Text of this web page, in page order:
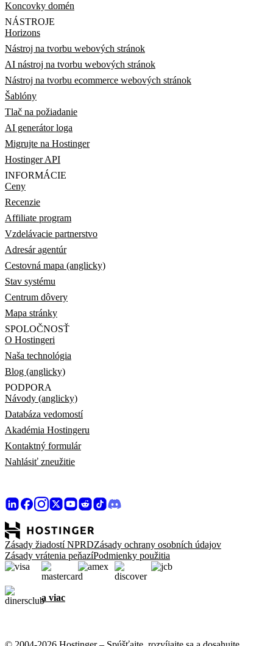
Koncovky domén
NÁSTROJE
Horizons
Nástroj na tvorbu webových stránok
AI nástroj na tvorbu webových stránok
Nástroj na tvorbu ecommerce webových stránok
Šablóny
Tlač na požiadanie
AI generátor loga
Migrujte na Hostinger
Hostinger API
INFORMÁCIE
Ceny
Recenzie
Affiliate program
Vzdelávacie partnerstvo
Adresár agentúr
Cestovná mapa (anglicky)
Stav systému
Centrum dôvery
Mapa stránky
SPOLOČNOSŤ
O Hostingeri
Naša technológia
Blog (anglicky)
PODPORA
Návody (anglicky)
Databáza vedomostí
Akadémia Hostingeru
Kontaktný formulár
Nahlásiť zneužitie
Zásady žiadostí NPRDZásady ochrany osobních údajov
Zásady vrátenia peňazíPodmienky použitia
a viac